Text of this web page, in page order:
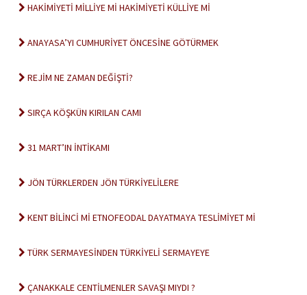
HAKİMİYETİ MİLLİYE Mİ HAKİMİYETİ KÜLLİYE Mİ
ANAYASA’YI CUMHURİYET ÖNCESİNE GÖTÜRMEK
REJİM NE ZAMAN DEĞİŞTİ?
SIRÇA KÖŞKÜN KIRILAN CAMI
31 MART’IN İNTİKAMI
JÖN TÜRKLERDEN JÖN TÜRKİYELİLERE
KENT BİLİNCİ Mİ ETNOFEODAL DAYATMAYA TESLİMİYET Mİ
TÜRK SERMAYESİNDEN TÜRKİYELİ SERMAYEYE
ÇANAKKALE CENTİLMENLER SAVAŞI MIYDI ?